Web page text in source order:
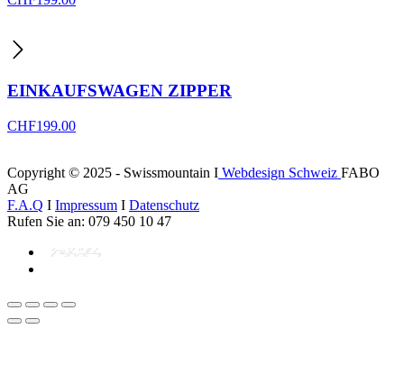
EINKAUFSWAGEN ZIPPER
CHF199.00
Copyright © 2025 - Swissmountain I Webdesign Schweiz FABO
AG
F.A.Q I Impressum I Datenschutz
Rufen Sie an: 079 450 10 47